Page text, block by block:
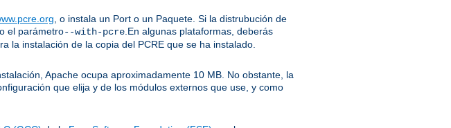
, o instala un Port o un Paquete. Si la distrubución de
el parámetro--with-pcre .En algunas plataformas, deberás
la instalación de la copia del PCRE que se ha instalado.
Apache ocupa aproximadamente 10 MB. No obstante, la
que elija y de los módulos externos que use, y como